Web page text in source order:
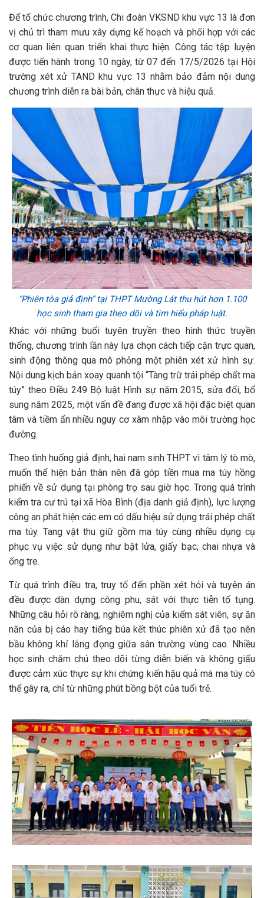
Để tổ chức chương trình, Chi đoàn VKSND khu vực 13 là đơn
vị chủ trì tham mưu xây dựng kế hoạch và phối hợp với các
cơ quan liên quan triển khai thực hiện. Công tác tập luyện
được tiến hành trong 10 ngày, từ 07 đến 17/5/2026 tại Hội
trường xét xử TAND khu vực 13 nhằm bảo đảm nội dung
chương trình diễn ra bài bản, chân thực và hiệu quả.
“Phiên tòa giả định” tại THPT Mường Lát thu hút hơn 1.100
học sinh tham gia theo dõi và tìm hiểu pháp luật.
Khác với những buổi tuyên truyền theo hình thức truyền
thống, chương trình lần này lựa chọn cách tiếp cận trực quan,
sinh động thông qua mô phỏng một phiên xét xử hình sự.
Nội dung kịch bản xoay quanh tội “Tàng trữ trái phép chất ma
túy” theo Điều 249 Bộ luật Hình sự năm 2015, sửa đổi, bổ
sung năm 2025, một vấn đề đang được xã hội đặc biệt quan
tâm và tiềm ẩn nhiều nguy cơ xâm nhập vào môi trường học
đường.
Theo tình huống giả định, hai nam sinh THPT vì tâm lý tò mò,
muốn thể hiện bản thân nên đã góp tiền mua ma túy hồng
phiến về sử dụng tại phòng trọ sau giờ học. Trong quá trình
kiểm tra cư trú tại xã Hòa Bình (địa danh giả định), lực lượng
công an phát hiện các em có dấu hiệu sử dụng trái phép chất
ma túy. Tang vật thu giữ gồm ma túy cùng nhiều dụng cụ
phục vụ việc sử dụng như bật lửa, giấy bạc, chai nhựa và
ống tre.
Từ quá trình điều tra, truy tố đến phần xét hỏi và tuyên án
đều được dàn dựng công phu, sát với thực tiễn tố tụng.
Những câu hỏi rõ ràng, nghiêm nghị của kiểm sát viên, sự ăn
năn của bị cáo hay tiếng búa kết thúc phiên xử đã tạo nên
bầu không khí lắng đọng giữa sân trường vùng cao. Nhiều
học sinh chăm chú theo dõi từng diễn biến và không giấu
được cảm xúc thực sự khi chứng kiến hậu quả mà ma túy có
thể gây ra, chỉ từ những phút bồng bột của tuổi trẻ.